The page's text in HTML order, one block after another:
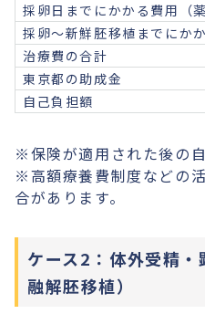
採卵日までにかかる費用（
採卵〜新鮮胚移植までにか
治療費の合計
東京都の助成金
自己負担額
※保険が適用された後の
※高額療養費制度などの
合があります。
ケース2：体外受精
融解胚移植）